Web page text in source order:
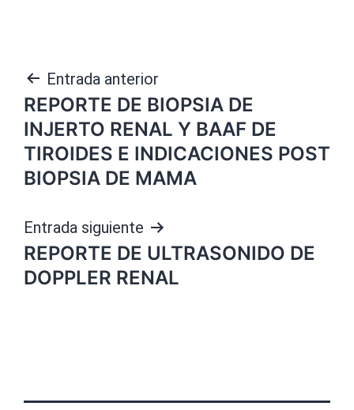
Navegación
de
entradas
Entrada anterior
REPORTE DE BIOPSIA DE
INJERTO RENAL Y BAAF DE
TIROIDES E INDICACIONES POST
BIOPSIA DE MAMA
Entrada siguiente
REPORTE DE ULTRASONIDO DE
DOPPLER RENAL